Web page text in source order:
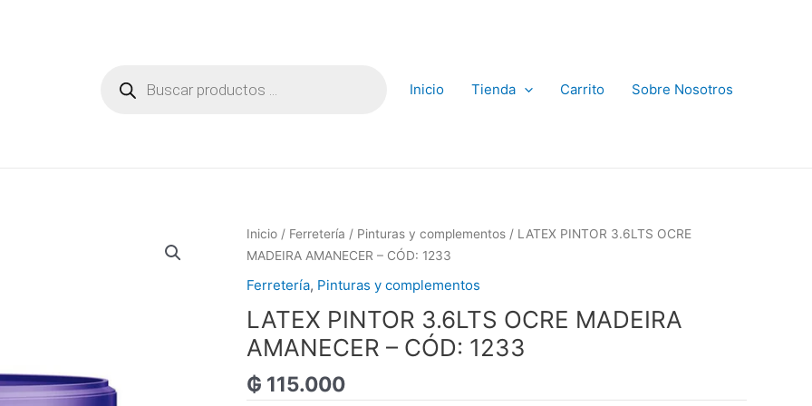
productos Inicio Tienda Carrito Sobre Nosotros
Inicio / Ferretería / Pinturas y complementos / LATEX PINTOR 3.6LTS OCRE
MADEIRA AMANECER – CÓD: 1233
Ferretería, Pinturas y complementos
LATEX PINTOR 3.6LTS OCRE MADEIRA
AMANECER – CÓD: 1233
₲ 115.000